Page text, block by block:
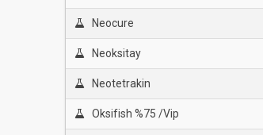
Neocure
Neoksitay
Neotetrakin
Oksifish %75 /Vip